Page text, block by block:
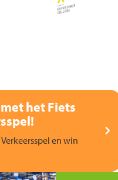
het Fiets
en win